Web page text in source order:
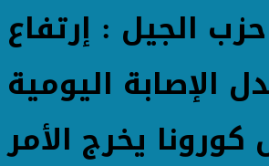
الجيل : إرتفاع
الإصابة اليومية
يخرج الأمر